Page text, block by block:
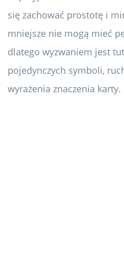
się zachować prostotę i
mniejsze nie mogą mieć
dlatego wyzwaniem jest
pojedynczych symboli,
wyrażenia znaczenia karty.